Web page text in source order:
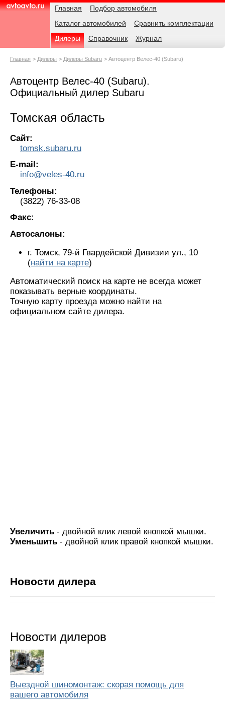
AvtoAvto.ru
Навигация Главная
Подбор автомобиля
Каталог автомобилей
Сравнить комплектации
Дилеры
Справочник Журнал
Родительские
Главная Дилеры Дилеры Subaru Автоцентр Велес-40 (Subaru)
Автоцентр Велес-40 (Subaru).
Официальный дилер Subaru
Томская область
Сайт:
tomsk.subaru.ru
E-mail:
info@veles-40.ru
Телефоны:
(3822) 76-33-08
Факс:
Автосалоны:
г. Томск, 79-й Гвардейской Дивизии ул., 10
(найти на карте)
Автоматический поиск на карте не всегда может
показывать верные координаты.
Точную карту проезда можно найти на
официальном сайте дилера.
Увеличить - двойной клик левой кнопкой мышки.
Уменьшить - двойной клик правой кнопкой мышки.
Новости дилера
Новости дилеров
Выездной шиномонтаж: скорая помощь для
вашего автомобиля